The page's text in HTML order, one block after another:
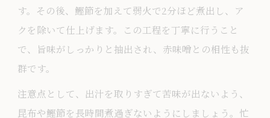
す。その後、鰹節を加えて弱火で2分ほど煮出し、ア
クを除いて仕上げます。この工程を丁寧に行うこと
で、旨味がしっかりと抽出され、赤味噌との相性も抜
群です。
注意点として、出汁を取りすぎて苦味が出ないよう、
昆布や鰹節を長時間煮過ぎないようにしましょう。忙